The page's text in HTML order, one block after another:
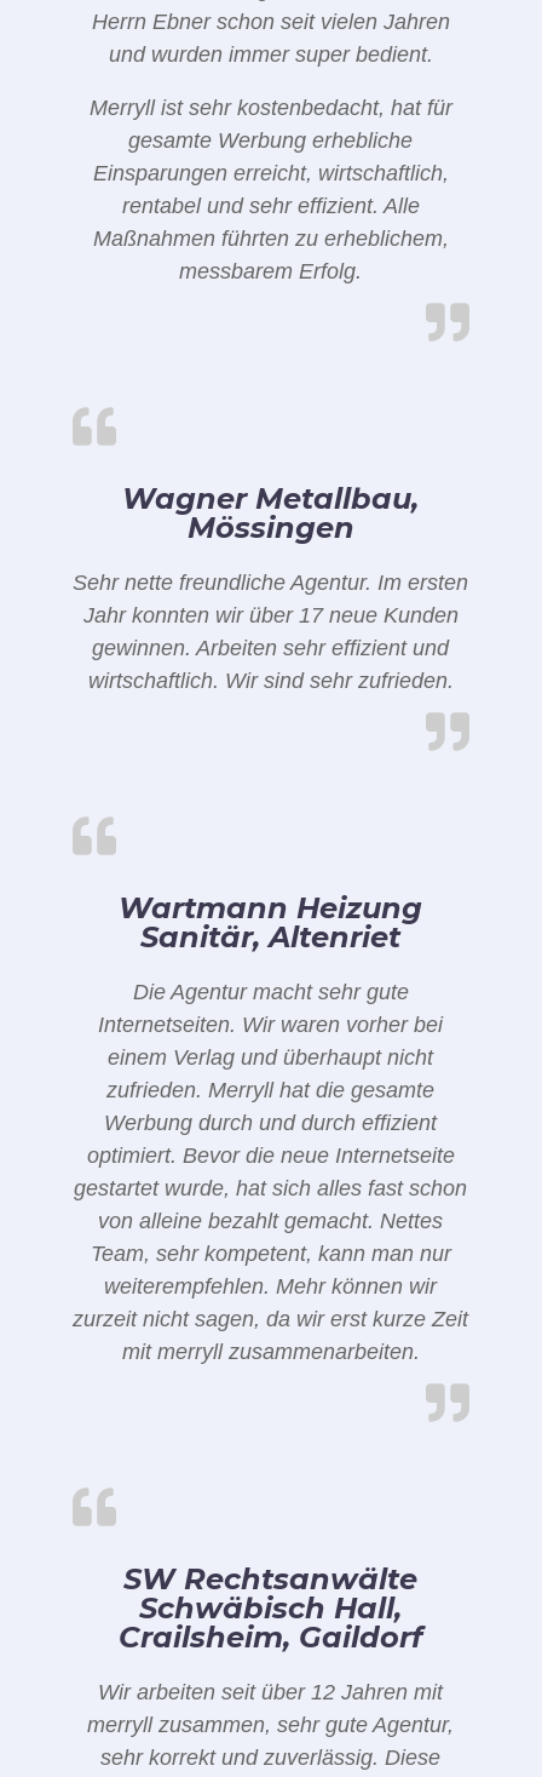
Herrn Ebner schon seit vielen Jahren
und wurden immer super bedient.
Merryll ist sehr kostenbedacht, hat für
gesamte Werbung erhebliche
Einsparungen erreicht, wirtschaftlich,
rentabel und sehr effizient. Alle
Maßnahmen führten zu erheblichem,
messbarem Erfolg.
Wagner Metallbau,
Mössingen
Sehr nette freundliche Agentur. Im ersten
Jahr konnten wir über 17 neue Kunden
gewinnen. Arbeiten sehr effizient und
wirtschaftlich. Wir sind sehr zufrieden.
Wartmann Heizung
Sanitär, Altenriet
Die Agentur macht sehr gute
Internetseiten. Wir waren vorher bei
einem Verlag und überhaupt nicht
zufrieden. Merryll hat die gesamte
Werbung durch und durch effizient
optimiert. Bevor die neue Internetseite
gestartet wurde, hat sich alles fast schon
von alleine bezahlt gemacht. Nettes
Team, sehr kompetent, kann man nur
weiterempfehlen. Mehr können wir
zurzeit nicht sagen, da wir erst kurze Zeit
mit merryll zusammenarbeiten.
SW Rechtsanwälte
Schwäbisch Hall,
Crailsheim, Gaildorf
Wir arbeiten seit über 12 Jahren mit
merryll zusammen, sehr gute Agentur,
sehr korrekt und zuverlässig. Diese